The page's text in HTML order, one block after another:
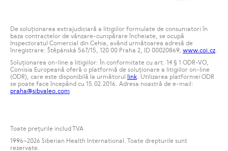
De soluționarea extrajudiciară a litigiilor formulate de consumatori în
baza contractelor de vânzare-cumpărare încheiate, se ocupă
Inspectoratul Comercial din Cehia, având următoarea adresă de
înregistrare: Štěpánská 567/15, 120 00 Praha 2, ID 00020869, www.coi.cz.
Soluționarea on-line a litigiilor: În conformitate cu art. 14 § 1 ODR-VO,
Comisia Europeană oferă o platformă de soluționare a litigiilor on-line
(ODR), care este disponibilă la următorul link. Utilizarea platformei ODR
se poate face începând cu 15.02.2016. Adresa noastră de e-mail:
praha@sibvaleo.com
Toate preţurile includ TVA
1996–2026 Siberian Health International. Toate drepturile sunt
rezervate.